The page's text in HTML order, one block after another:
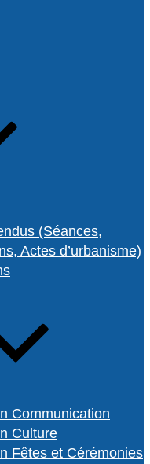
(Séances,
Actes d’urbanisme)
Communication
Culture
Fêtes et Cérémonies